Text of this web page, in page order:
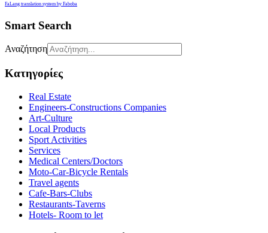
FaLang translation system by Faboba
Smart Search
Αναζήτηση
Κατηγορίες
Real Estate
Engineers-Constructions Companies
Art-Culture
Local Products
Sport Activities
Services
Medical Centers/Doctors
Moto-Car-Bicycle Rentals
Travel agents
Cafe-Bars-Clubs
Restaurants-Taverns
Hotels- Room to let